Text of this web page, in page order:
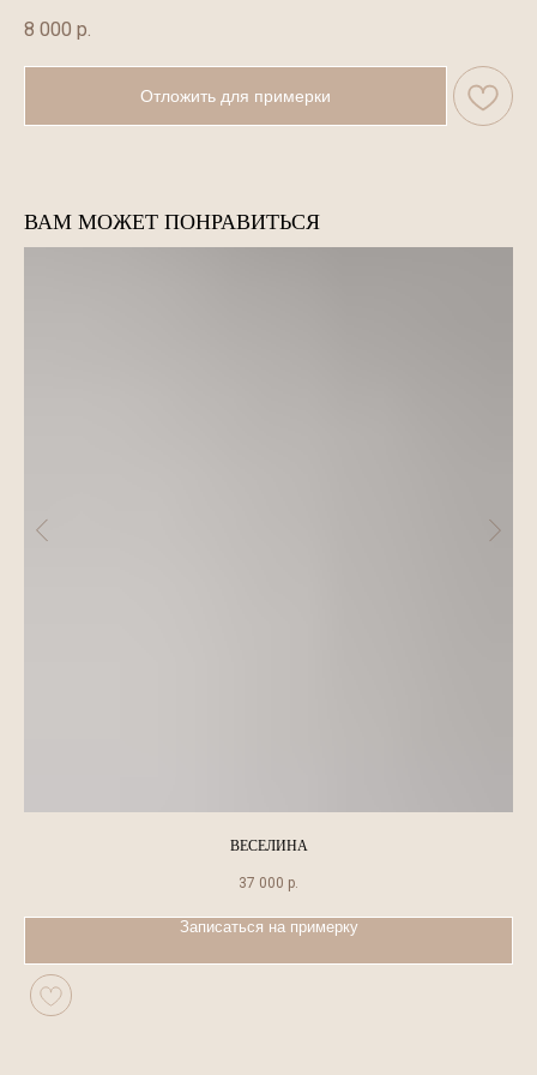
8 000 р.
Отложить для примерки
ВАМ МОЖЕТ ПОНРАВИТЬСЯ
ВЕСЕЛИНА
37 000 р.
Записаться на примерку